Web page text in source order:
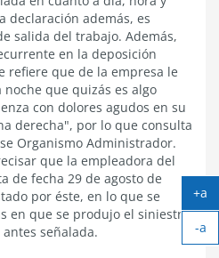
declaración además, es
salida del trabajo. Además,
en la deposición
refiere que de la empresa le
que quizás es algo
con dolores agudos en su
derecha", por lo que consulta
Organismo Administrador.
que la empleadora del
de fecha 29 de agosto de
por éste, en lo que se
en que se produjo el siniestro
señalada.
+a
-a